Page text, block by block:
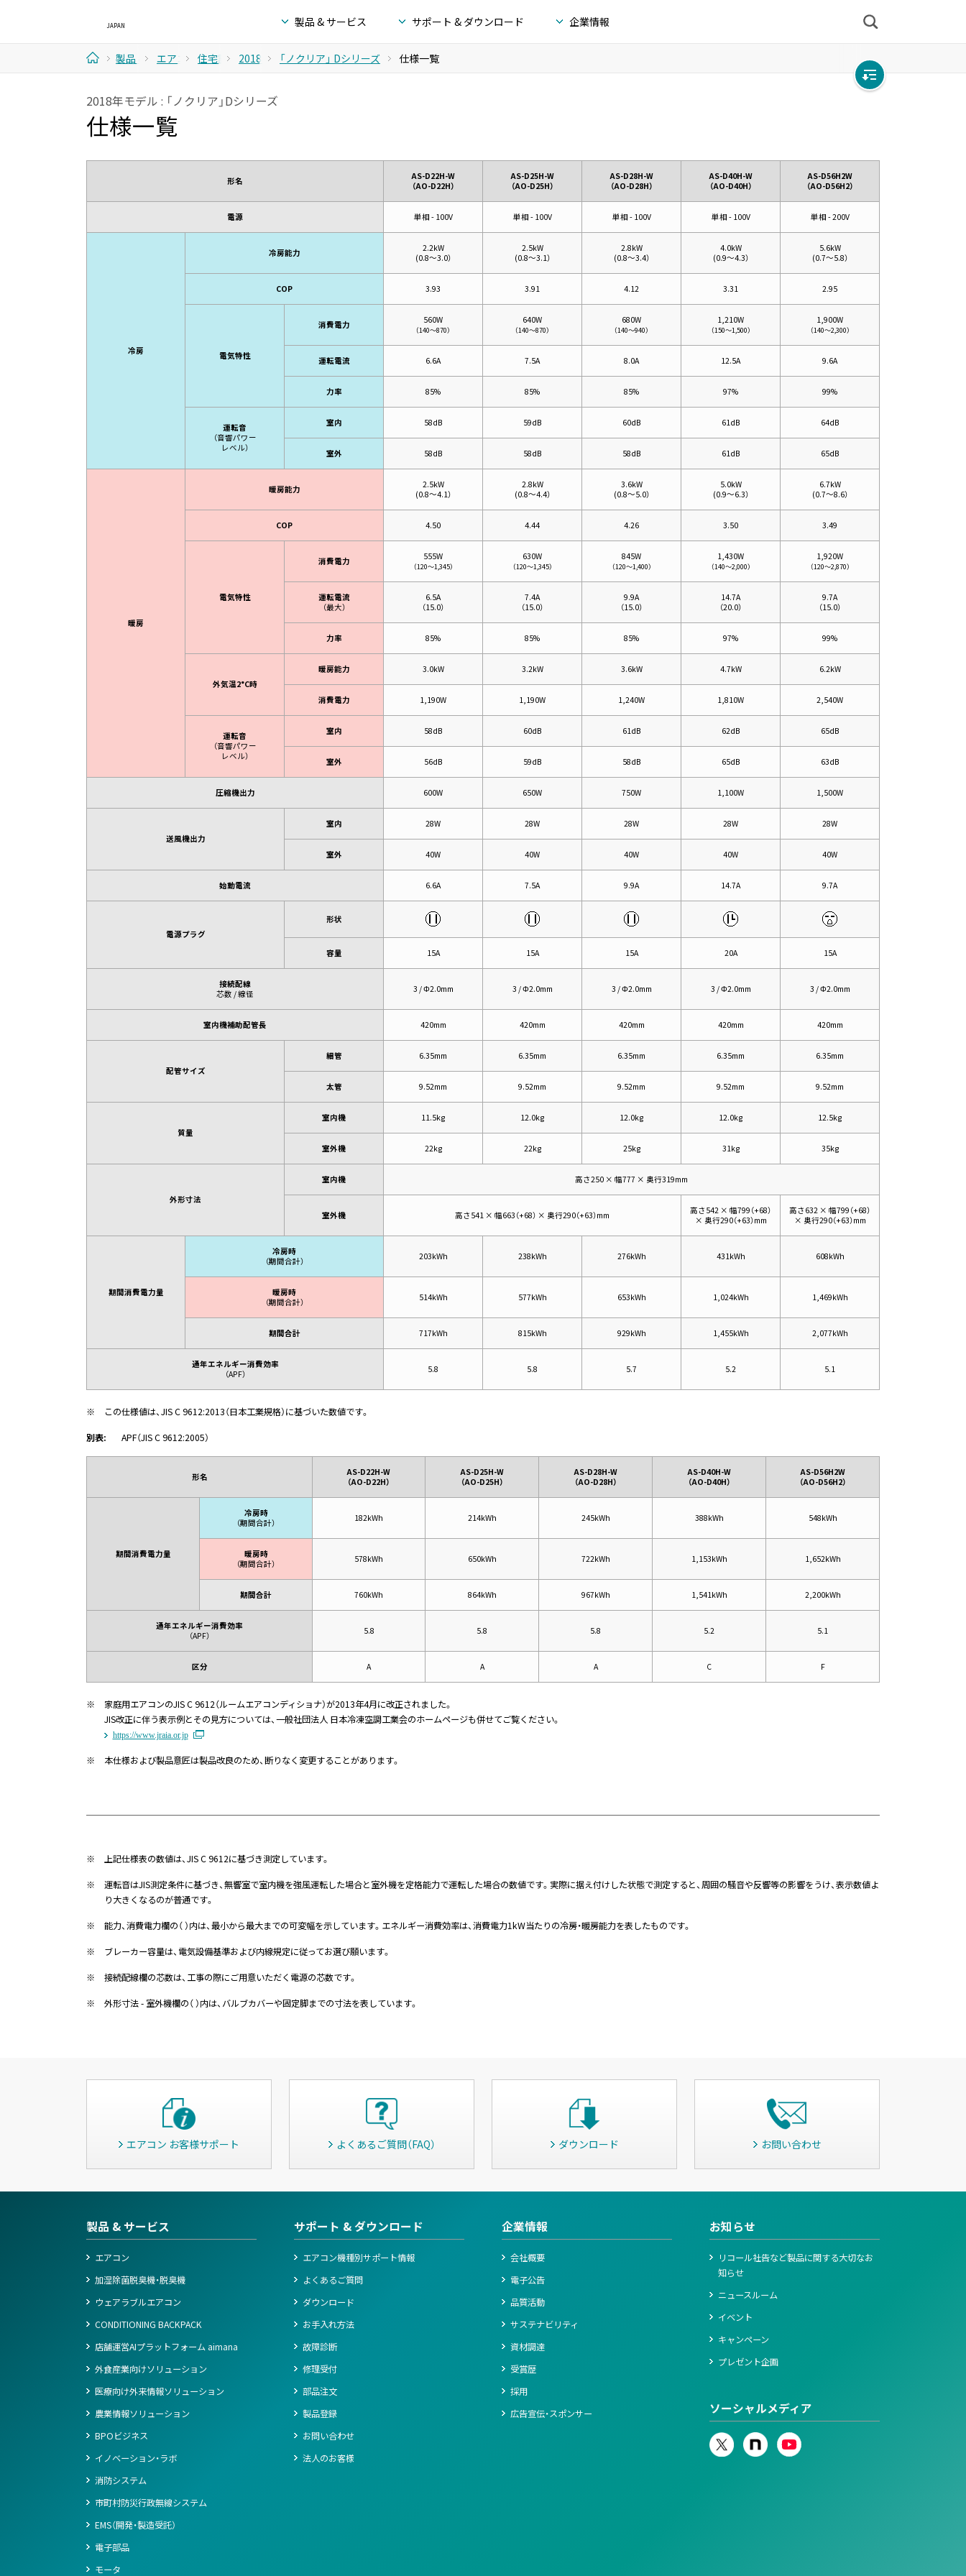
製品 & サービス サポート & ダウンロード
企業情報
ー
製品 &
ス
エアコ
住宅設
2018年
「ノクリア」 Dシリーズ 仕様一覧
2018年モデル : 「ノクリア」Dシリーズ
仕様一覧
形名
AS-D22H-W
（AO-D22H）
AS-D25H-W
（AO-D25H）
AS-D28H-W
（AO-D28H）
AS-D40H-W
（AO-D40H）
AS-D56H2W
（AO-D56H2）
電源 単相 - 100V 単相 - 100V 単相 - 100V 単相 - 100V 単相 - 200V
冷房
冷房能力
2.2kW
(0.8～3.0）
2.5kW
(0.8～3.1）
2.8kW
(0.8～3.4）
4.0kW
(0.9～4.3）
5.6kW
(0.7～5.8）
COP 3.93 3.91 4.12 3.31 2.95
電気特性
消費電力 560W
（140～870）
640W
（140～870）
680W
（140～940）
1,210W
（150～1,500）
1,900W
（140～2,300）
運転電流 6.6A 7.5A 8.0A 12.5A 9.6A
力率 85% 85% 85% 97% 99%
運転音
（音響パワー
レベル）
室内 58dB 59dB 60dB 61dB 64dB
室外 58dB 58dB 58dB 61dB 65dB
暖房
暖房能力
2.5kW
(0.8～4.1）
2.8kW
(0.8～4.4）
3.6kW
(0.8～5.0）
5.0kW
(0.9～6.3）
6.7kW
(0.7～8.6）
COP 4.50 4.44 4.26 3.50 3.49
電気特性
消費電力 555W
（120～1,345）
630W
（120～1,345）
845W
（120～1,400）
1,430W
（140～2,000）
1,920W
（120～2,870）
運転電流
（最大）
6.5A
（15.0）
7.4A
（15.0）
9.9A
（15.0）
14.7A
（20.0）
9.7A
（15.0）
力率 85% 85% 85% 97% 99%
外気温2°C時
暖房能力 3.0kW 3.2kW 3.6kW 4.7kW 6.2kW
消費電力 1,190W 1,190W 1,240W 1,810W 2,540W
運転音
（音響パワー
レベル）
室内 58dB 60dB 61dB 62dB 65dB
室外 56dB 59dB 58dB 65dB 63dB
圧縮機出力 600W 650W 750W 1,100W 1,500W
送風機出力
室内 28W 28W 28W 28W 28W
室外 40W 40W 40W 40W 40W
始動電流 6.6A 7.5A 9.9A 14.7A 9.7A
電源プラグ
形状
容量 15A 15A 15A 20A 15A
接続配線
芯数 / 線径
3 / Φ2.0mm 3 / Φ2.0mm 3 / Φ2.0mm 3 / Φ2.0mm 3 / Φ2.0mm
室内機補助配管長 420mm 420mm 420mm 420mm 420mm
配管サイズ
細管 6.35mm 6.35mm 6.35mm 6.35mm 6.35mm
太管 9.52mm 9.52mm 9.52mm 9.52mm 9.52mm
質量
室内機 11.5kg 12.0kg 12.0kg 12.0kg 12.5kg
室外機 22kg 22kg 25kg 31kg 35kg
外形寸法
室内機 高さ250 × 幅777 × 奥行319mm
室外機 高さ541 × 幅663（+68） × 奥行290（+63）mm
高さ542 × 幅799（+68）
× 奥行290（+63）mm
高さ632 × 幅799（+68）
× 奥行290（+63）mm
期間消費電力量
冷房時
（期間合計）
203kWh 238kWh 276kWh 431kWh 608kWh
暖房時
（期間合計）
514kWh 577kWh 653kWh 1,024kWh 1,469kWh
期間合計 717kWh 815kWh 929kWh 1,455kWh 2,077kWh
通年エネルギー消費効率
（APF）
5.8 5.8 5.7 5.2 5.1
※
この仕様値は、JIS C 9612:2013（日本工業規格）に基づいた数値です。
別表:
APF（JIS C 9612:2005）
形名
AS-D22H-W
（AO-D22H）
AS-D25H-W
（AO-D25H）
AS-D28H-W
（AO-D28H）
AS-D40H-W
（AO-D40H）
AS-D56H2W
（AO-D56H2）
期間消費電力量
冷房時
（期間合計）
182kWh 214kWh 245kWh 388kWh 548kWh
暖房時
（期間合計）
578kWh 650kWh 722kWh 1,153kWh 1,652kWh
期間合計 760kWh 864kWh 967kWh 1,541kWh 2,200kWh
通年エネルギー消費効率
（APF）
5.8 5.8 5.8 5.2 5.1
区分 A A A C F
※
家庭用エアコンのJIS C 9612（ルームエアコンディショナ）が2013年4月に改正されました。
JIS改正に伴う表示例とその見方については、一般社団法人 日本冷凍空調工業会のホームページも併せてご覧ください。
https://www.jraia.or.jp
※ 本仕様および製品意匠は製品改良のため、断りなく変更することがあります。
※
上記仕様表の数値は、JIS C 9612に基づき測定しています。
※
運転音はJIS測定条件に基づき、無響室で室内機を強風運転した場合と室外機を定格能力で運転した場合の数値です。実際に据え付けした状態で測定すると、周囲の騒音や反響等の影響をうけ、表示数値よ
り大きくなるのが普通です。
※
能力、消費電力欄の（ ）内は、最小から最大までの可変幅を示しています。エネルギー消費効率は、消費電力1kW当たりの冷房・暖房能力を表したものです。
※
ブレーカー容量は、電気設備基準および内線規定に従ってお選び願います。
※
接続配線欄の芯数は、工事の際にご用意いただく電源の芯数です。
※
外形寸法 - 室外機欄の（ ）内は、バルブカバーや固定脚までの寸法を表しています。
エアコン お客様サポート よくあるご質問（FAQ） ダウンロード お問い合わせ
製品 & サービス
エアコン
加湿除菌脱臭機・脱臭機
ウェアラブルエアコン
CONDITIONING BACKPACK
店舗運営AIプラットフォーム aimana
外食産業向けソリューション
医療向け外来情報ソリューション
農業情報ソリューション
BPOビジネス
イノベーション・ラボ
消防システム
市町村防災行政無線システム
EMS（開発・製造受託）
電子部品
モータ
サポート & ダウンロード
エアコン機種別サポート情報
よくあるご質問
ダウンロード
お手入れ方法
故障診断
修理受付
部品注文
製品登録
お問い合わせ
法人のお客様
企業情報
会社概要
電子公告
品質活動
サステナビリティ
資材調達
受賞歴
採用
広告宣伝・スポンサー
お知らせ
リコール社告など製品に関する大切なお
知らせ
ニュースルーム
イベント
キャンペーン
プレゼント企画
ソーシャルメディア